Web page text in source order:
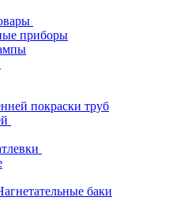
приборы
покраски труб
баки